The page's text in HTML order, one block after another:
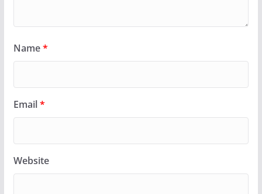
Name*
Email*
Website